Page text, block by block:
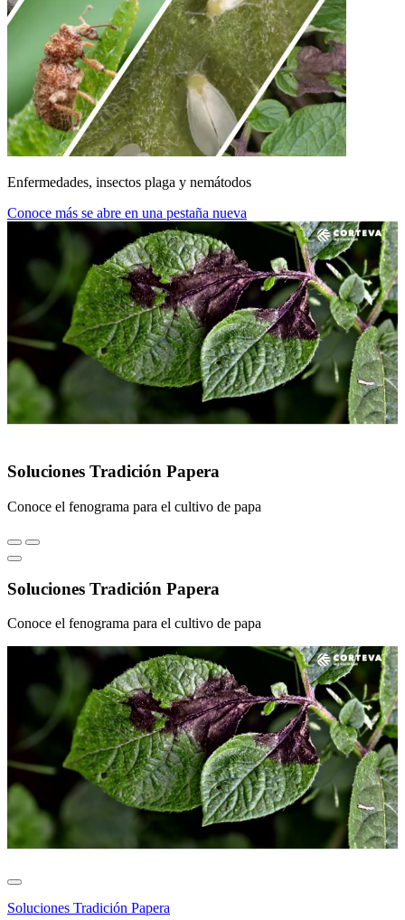
Enfermedades, insectos plaga y nemátodos
Conoce más se abre en una pestaña nueva
Soluciones Tradición Papera
Conoce el fenograma para el cultivo de papa
Soluciones Tradición Papera
Conoce el fenograma para el cultivo de papa
Soluciones Tradición Papera